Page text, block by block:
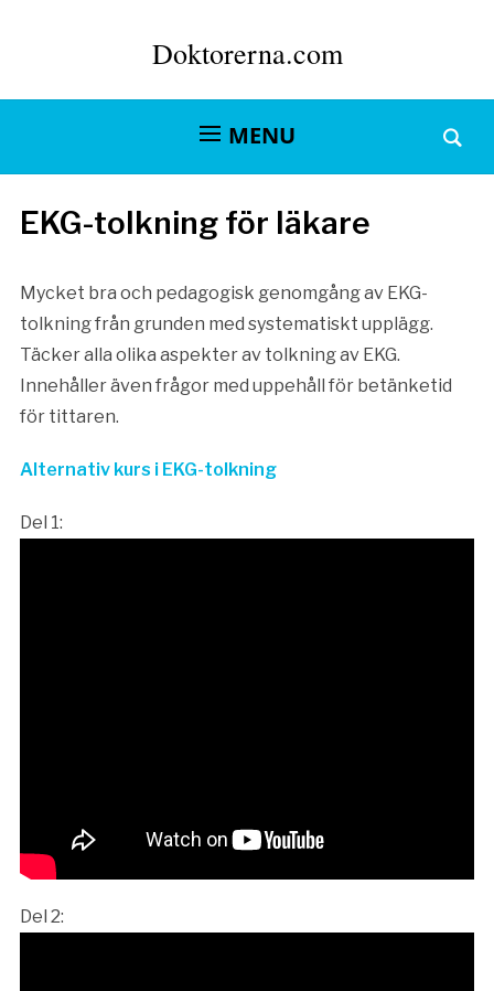
Doktorerna.com
MENU
EKG-tolkning för läkare
Mycket bra och pedagogisk genomgång av EKG-
tolkning från grunden med systematiskt upplägg.
Täcker alla olika aspekter av tolkning av EKG.
Innehåller även frågor med uppehåll för betänketid
för tittaren.
Alternativ kurs i EKG-tolkning
Del 1:
Del 2: